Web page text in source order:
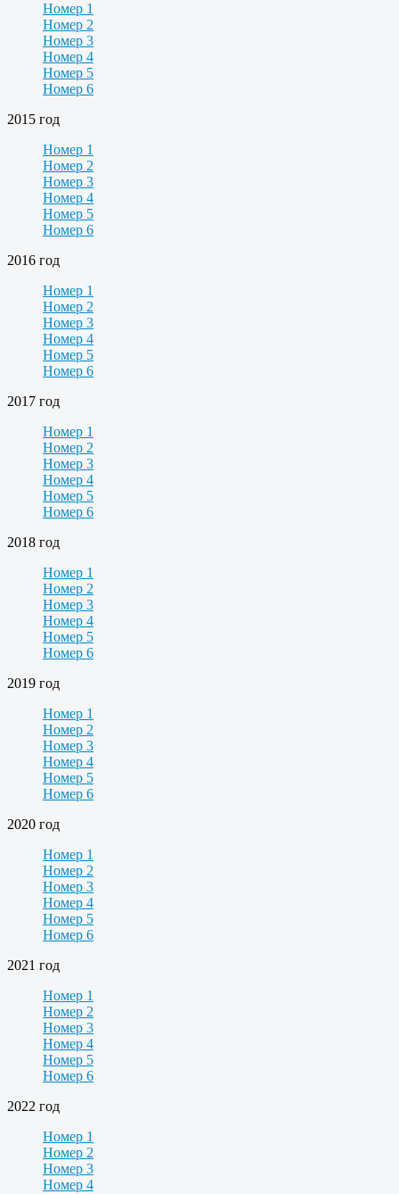
Номер 1
Номер 2
Номер 3
Номер 4
Номер 5
Номер 6
2015 год
Номер 1
Номер 2
Номер 3
Номер 4
Номер 5
Номер 6
2016 год
Номер 1
Номер 2
Номер 3
Номер 4
Номер 5
Номер 6
2017 год
Номер 1
Номер 2
Номер 3
Номер 4
Номер 5
Номер 6
2018 год
Номер 1
Номер 2
Номер 3
Номер 4
Номер 5
Номер 6
2019 год
Номер 1
Номер 2
Номер 3
Номер 4
Номер 5
Номер 6
2020 год
Номер 1
Номер 2
Номер 3
Номер 4
Номер 5
Номер 6
2021 год
Номер 1
Номер 2
Номер 3
Номер 4
Номер 5
Номер 6
2022 год
Номер 1
Номер 2
Номер 3
Номер 4